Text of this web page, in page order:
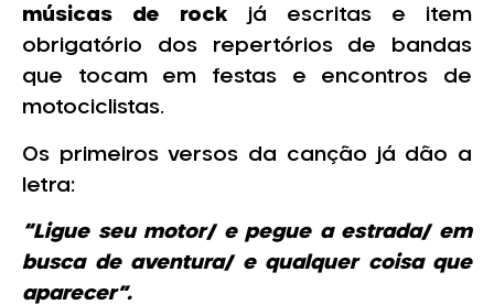
músicas de rock já escritas e item
obrigatório dos repertórios de bandas
que tocam em festas e encontros de
motociclistas.
Os primeiros versos da canção já dão a
letra:
“Ligue seu motor/ e pegue a estrada/ em
busca de aventura/ e qualquer coisa que
aparecer”.